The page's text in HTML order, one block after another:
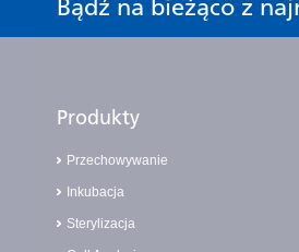
Bądź na bieżąco z
Produkty
Przechowywanie
Inkubacja
Sterylizacja